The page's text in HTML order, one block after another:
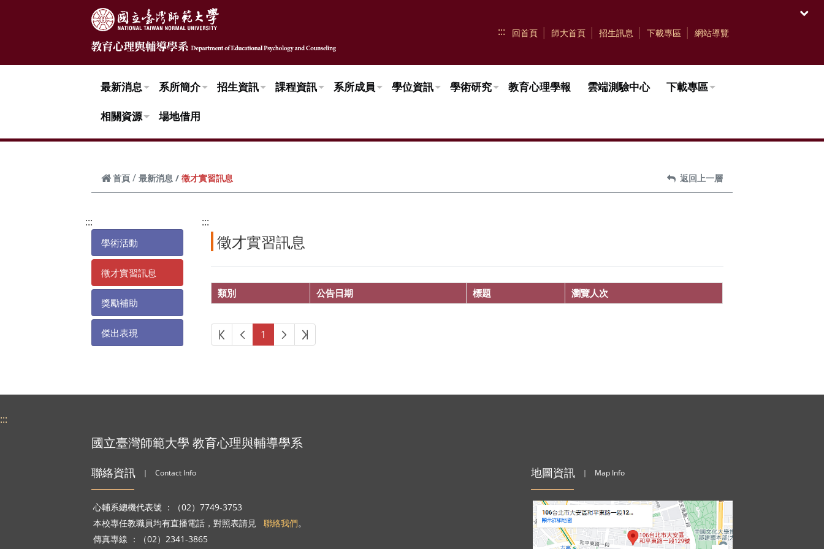
::: 回首頁 師大首頁 招生訊息 下載專區 網站導覽
最新消息 系所簡介 招生資訊 課程資訊 系所成員 學位資訊 學術研究 教育心理學報 雲端測驗中心 下載專區
相關資源 場地借用
首頁 最新消息 徵才實習訊息 返回上一層
:::
學術活動
徵才實習訊息
獎勵補助
傑出表現
:::
徵才實習訊息
類別 公告日期 標題 瀏覽人次
第一頁上一頁
1 下一頁最後頁
:::
國立臺灣師範大學 教育心理與輔導學系
聯絡資訊 ｜ Contact Info
心輔系總機代表號 ：（02）7749-3753
本校專任教職員均有直播電話，對照表請見 聯絡我們。
傳真專線 ：（02）2341-3865
地圖資訊 ｜ Map Info